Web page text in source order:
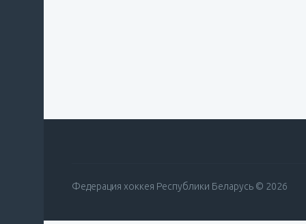
Федерация хоккея Республики Беларусь © 2026